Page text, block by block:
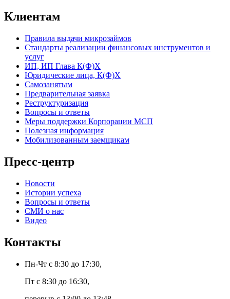
Клиентам
Правила выдачи микрозаймов
Стандарты реализации финансовых инструментов и
услуг
ИП, ИП Глава К(Ф)Х
Юридические лица, К(Ф)Х
Самозанятым
Предварительная заявка
Реструктуризация
Вопросы и ответы
Меры поддержки Корпорации МСП
Полезная информация
Мобилизованным заемщикам
Пресс-центр
Новости
Истории успеха
Вопросы и ответы
СМИ о нас
Видео
Контакты
Пн-Чт с 8:30 до 17:30,
Пт с 8:30 до 16:30,